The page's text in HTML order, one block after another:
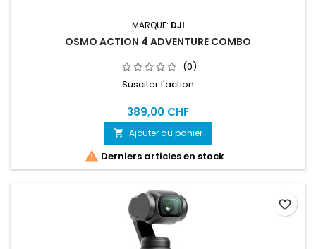
MARQUE: DJI
OSMO ACTION 4 ADVENTURE COMBO
(0)
Susciter l'action
389,00 CHF
 Ajouter au panier
 Derniers articles en stock
favorite_border